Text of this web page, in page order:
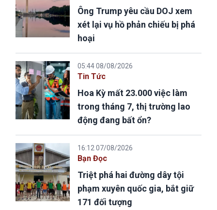
Ông Trump yêu cầu DOJ xem
xét lại vụ hồ phản chiếu bị phá
hoại
05:44 08/08/2026
Tin Tức
Hoa Kỳ mất 23.000 việc làm
trong tháng 7, thị trường lao
động đang bất ổn?
16:12 07/08/2026
Bạn Đọc
Triệt phá hai đường dây tội
phạm xuyên quốc gia, bắt giữ
171 đối tượng